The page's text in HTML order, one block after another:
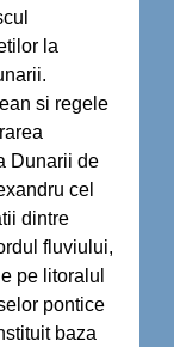
la
si regele
Dunarii de
cel
dintre
fluviului,
pe litoralul
pontice
baza